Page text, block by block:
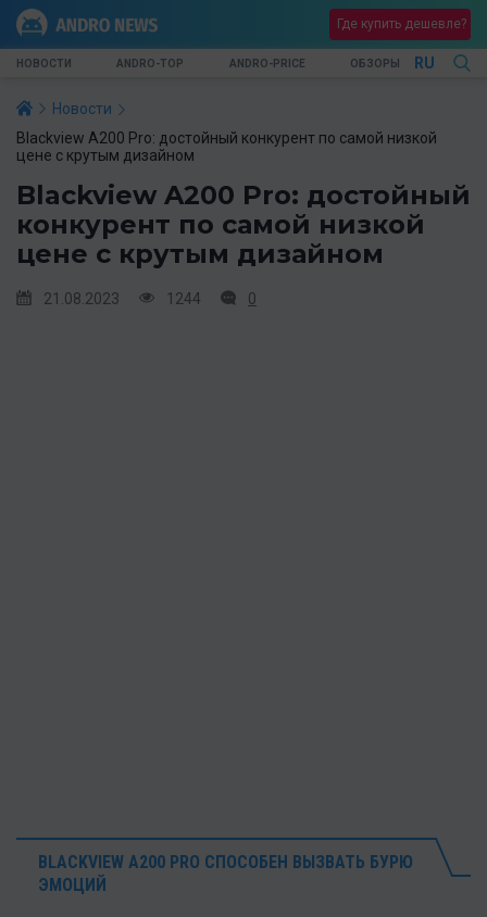
Где купить дешевле?
НОВОСТИ ANDRO-TOP ANDRO-PRICE ОБЗОРЫ RU
Новости
Blackview A200 Pro: достойный конкурент по самой низкой
цене с крутым дизайном
Blackview A200 Pro: достойный
конкурент по самой низкой
цене с крутым дизайном
21.08.2023 1244 0
BLACKVIEW A200 PRO СПОСОБЕН ВЫЗВАТЬ БУРЮ
ЭМОЦИЙ